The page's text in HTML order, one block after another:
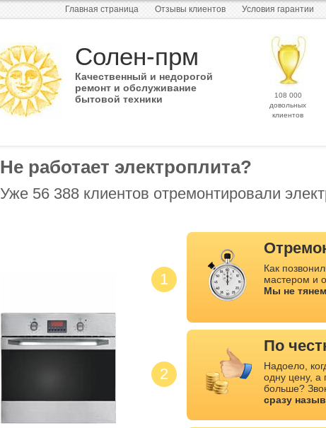
Главная страница Отзывы клиентов Условия гарантии
Солен-прм
Качественный и недорогой
ремонт и обслуживание
бытовой техники
108 000
довольных
клиентов
Не работает электроплита?
Уже 56 388 клиентов отремонтировали
1
2
Как
мастером и
Мы не
По
Надоело,
одну цену, а
больше?
сразу